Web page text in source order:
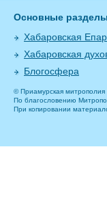
Основные
Хабаровская
Хабаровская
Блогосфера
© Приамурская
По благословению
При копировании